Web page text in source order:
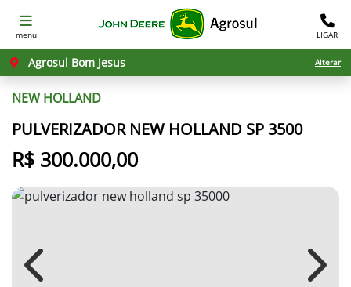
menu LIGAR
Agrosul Bom Jesus Alterar
NEW HOLLAND
PULVERIZADOR NEW HOLLAND SP 3500
R$ 300.000,00
Previous Next